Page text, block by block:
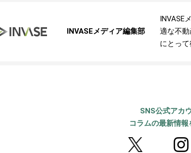
INVASEメディア編集部
適な不
にとっ
SNS公式アカ
コラムの最新情